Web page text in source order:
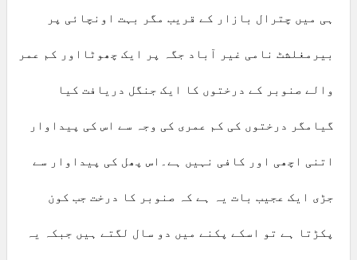
ہی میں چترال بازار کے قریب مگر بہت اونچائی پر
بیرمغلشٹ نامی غیر آباد جگہ پر ایک چھوٹااور کم عمر
والے صنوبر کے درختوں کا ایک جنگل دریافت کیا
گیامگر درختوں کی کم عمری کی وجہ سے اس کی پیداوار
اتنی اچھی اور کافی نہیں ہے۔اس پھل کی پیداوار سے
جڑی ایک عجیب بات یہ ہے کہ صنوبر کا درخت جب کون
پکڑتا ہے تو اسکے پکنے میں دو سال لگتے ہیں جبکہ یہ